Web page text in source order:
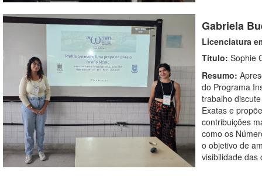
Gabriela
Licenciatura
Título: Sophie
Resumo:
do Programa
trabalho
Exatas e
contribuições
como os
o objetivo de
visibilidade das